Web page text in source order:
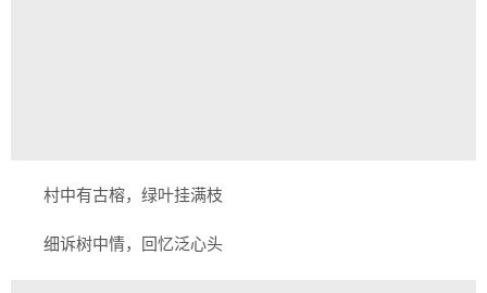
村中有古榕，绿叶挂满枝
细诉树中情，回忆泛心头